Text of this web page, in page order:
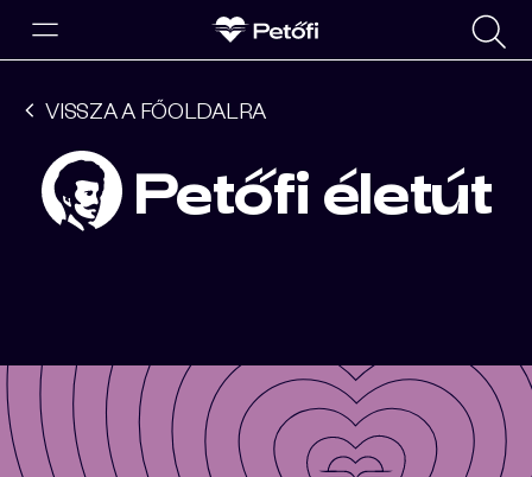
VISSZA A FŐOLDALRA
Petőfi életút